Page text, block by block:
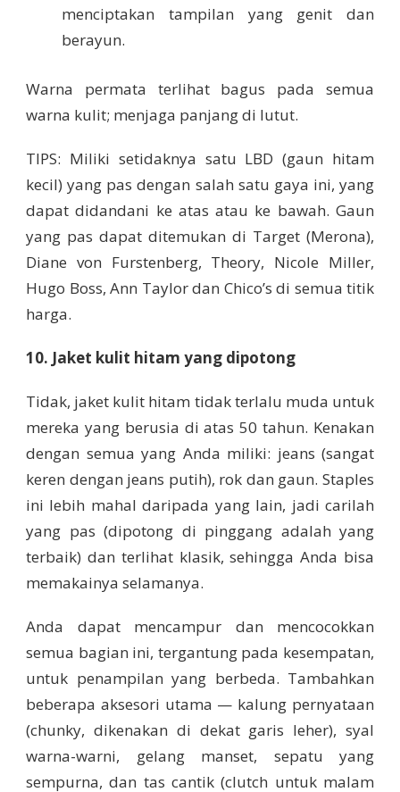
menciptakan tampilan yang genit dan
berayun.
Warna permata terlihat bagus pada semua
warna kulit; menjaga panjang di lutut.
TIPS: Miliki setidaknya satu LBD (gaun hitam
kecil) yang pas dengan salah satu gaya ini, yang
dapat didandani ke atas atau ke bawah. Gaun
yang pas dapat ditemukan di Target (Merona),
Diane von Furstenberg, Theory, Nicole Miller,
Hugo Boss, Ann Taylor dan Chico’s di semua titik
harga.
10. Jaket kulit hitam yang dipotong
Tidak, jaket kulit hitam tidak terlalu muda untuk
mereka yang berusia di atas 50 tahun. Kenakan
dengan semua yang Anda miliki: jeans (sangat
keren dengan jeans putih), rok dan gaun. Staples
ini lebih mahal daripada yang lain, jadi carilah
yang pas (dipotong di pinggang adalah yang
terbaik) dan terlihat klasik, sehingga Anda bisa
memakainya selamanya.
Anda dapat mencampur dan mencocokkan
semua bagian ini, tergantung pada kesempatan,
untuk penampilan yang berbeda. Tambahkan
beberapa aksesori utama — kalung pernyataan
(chunky, dikenakan di dekat garis leher), syal
warna-warni, gelang manset, sepatu yang
sempurna, dan tas cantik (clutch untuk malam